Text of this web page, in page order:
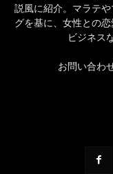
説風に紹介。マラテ
グを基に、女性との
ビジネス
お問い合わ